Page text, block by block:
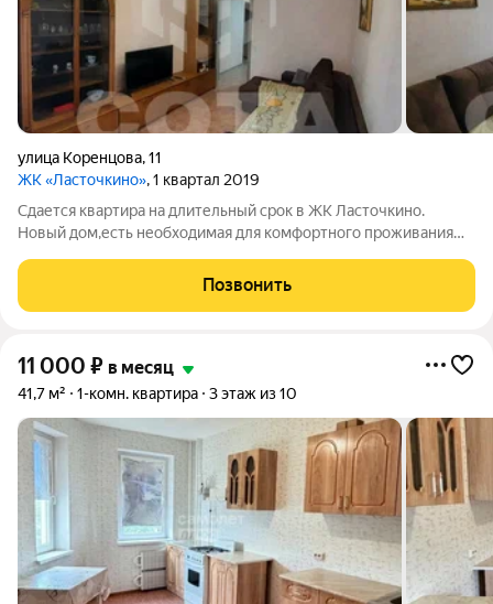
улица Коренцова,11
ЖК «Ласточкино», 1 квартал 2019
Сдается квартира на длительный срок в ЖК Ласточкино.
Новый дом,есть необходимая для комфортного проживания
шаговой доступности ТЦ,магазины,остановка. Коммунальные
платежи оплачиваются отдельно.
Позвонить
11 000 ₽ в месяц
41,7 м² 1-комн. квартира 3 этаж из 10